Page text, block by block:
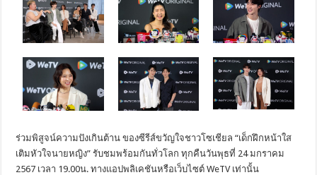
​ร่วมพิสูจน์ความปังเกินต้าน ของซีรีส์ขวัญใจชาวโซเชียล “เด็กฝึกหน้าใส
เติมหัวใจนายหญิง” รับชมพร้อมกันทั่วโลก ทุกคืนวันพุธที่ 24 มกราคม
2567 เวลา 19.00น. ทางแอปพลิเคชันหรือเว็บไซต์ WeTV เท่านั้น